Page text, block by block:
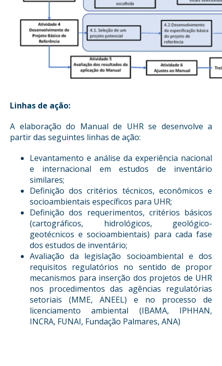
Linhas de ação:
A elaboração do Manual de UHR se desenvolve a
partir das seguintes linhas de ação:
Levantamento e análise da experiência nacional
e internacional em estudos de inventário
similares;
Definição dos critérios técnicos, econômicos e
socioambientais específicos para UHR;
Definição dos requerimentos, critérios básicos
(cartográficos, hidrológicos, geológico-
geotécnicos e socioambientais) para cada fase
dos estudos de inventário;
Avaliação da legislação socioambiental e dos
requisitos regulatórios no sentido de propor
mecanismos para inserção dos projetos de UHR
nos procedimentos das agências regulatórias
setoriais (MME, ANEEL) e no processo de
licenciamento ambiental (IBAMA, IPHHAN,
INCRA, FUNAI, Fundação Palmares, ANA)